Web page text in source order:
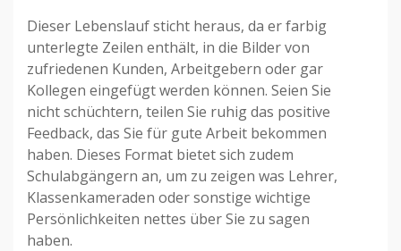
Dieser Lebenslauf sticht heraus, da er farbig
unterlegte Zeilen enthält, in die Bilder von
zufriedenen Kunden, Arbeitgebern oder gar
Kollegen eingefügt werden können. Seien Sie
nicht schüchtern, teilen Sie ruhig das positive
Feedback, das Sie für gute Arbeit bekommen
haben. Dieses Format bietet sich zudem
Schulabgängern an, um zu zeigen was Lehrer,
Klassenkameraden oder sonstige wichtige
Persönlichkeiten nettes über Sie zu sagen
haben.